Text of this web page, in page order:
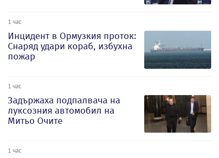
1 час
Инцидент в Ормузкия проток:
Снаряд удари кораб, избухна
пожар
1 час
Задържаха подпалвача на
луксозния автомобил на
Митьо Очите
1 час